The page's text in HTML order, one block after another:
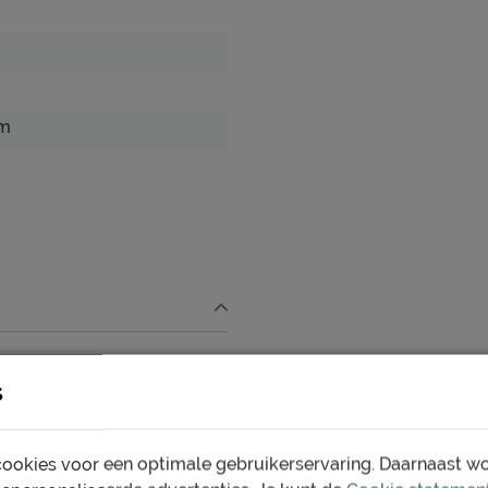
excl. matras
voor een optimale gebruikerservaring. Daarnaast